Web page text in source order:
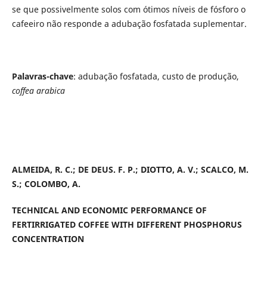
se que possivelmente solos com ótimos níveis de fósforo o
cafeeiro não responde a adubação fosfatada suplementar.
Palavras-chave: adubação fosfatada, custo de produção,
coffea arabica
ALMEIDA, R. C.; DE DEUS. F. P.; DIOTTO, A. V.; SCALCO, M.
S.; COLOMBO, A.
TECHNICAL AND ECONOMIC PERFORMANCE OF
FERTIRRIGATED COFFEE WITH DIFFERENT PHOSPHORUS
CONCENTRATION